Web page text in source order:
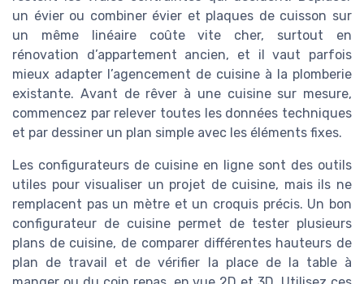
un évier ou combiner évier et plaques de cuisson sur
un même linéaire coûte vite cher, surtout en
rénovation d’appartement ancien, et il vaut parfois
mieux adapter l’agencement de cuisine à la plomberie
existante. Avant de rêver à une cuisine sur mesure,
commencez par relever toutes les données techniques
et par dessiner un plan simple avec les éléments fixes.
Les configurateurs de cuisine en ligne sont des outils
utiles pour visualiser un projet de cuisine, mais ils ne
remplacent pas un mètre et un croquis précis. Un bon
configurateur de cuisine permet de tester plusieurs
plans de cuisine, de comparer différentes hauteurs de
plan de travail et de vérifier la place de la table à